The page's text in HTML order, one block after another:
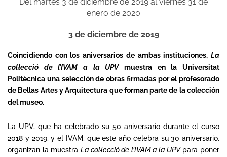
enero de 2020
3 de diciembre de 2019
Coincidiendo con los aniversarios de ambas instituciones, La
col·lecció de l’IVAM a la UPVmuestra en la Universitat
Politècnica una selección de obras firmadas por el profesorado
de Bellas Artes y Arquitectura que forman parte de la colección
del museo.
La UPV, que ha celebrado su 50 aniversario durante el curso
2018 y 2019, y el IVAM, que este año celebra su 30 aniversario,
organizan la muestra La col·lecció de l’IVAM a la UPVpara poner